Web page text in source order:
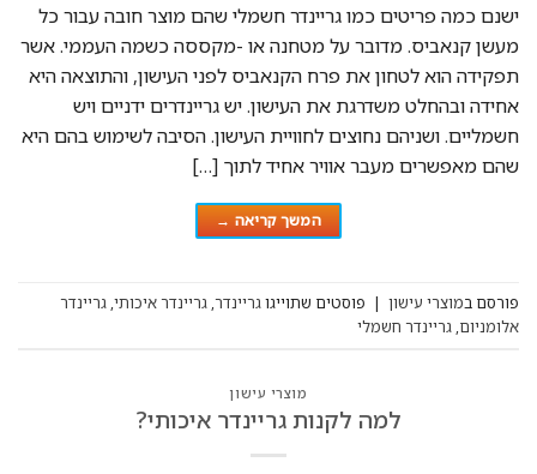
ישנם כמה פריטים כמו גריינדר חשמלי שהם מוצר חובה עבור כל
מעשן קנאביס. מדובר על מטחנה או -מקססה כשמה העממי. אשר
תפקידה הוא לטחון את פרח הקנאביס לפני העישון, והתוצאה היא
אחידה ובהחלט משדרגת את העישון. יש גריינדרים ידניים ויש
חשמליים. ושניהם נחוצים לחוויית העישון. הסיבה לשימוש בהם היא
שהם מאפשרים מעבר אוויר אחיד לתוך […]
המשך קריאה →
פורסם במוצרי עישון | פוסטים שתוייגוגריינדר, גריינדר איכותי, גריינדר
אלומניום, גריינדר חשמלי
מוצרי עישון
למה לקנות גריינדר איכותי?